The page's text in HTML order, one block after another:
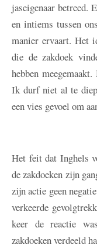
jaseigenaar betreed.
en intiems tussen
manier ervaart. Het
die de zakdoek
hebben
Ik durf niet al te
een vies gevoel om
Het feit dat Inghels
de zakdoeken zijn
zijn actie geen
verkeerde
keer de reactie
zakdoeken verdeeld